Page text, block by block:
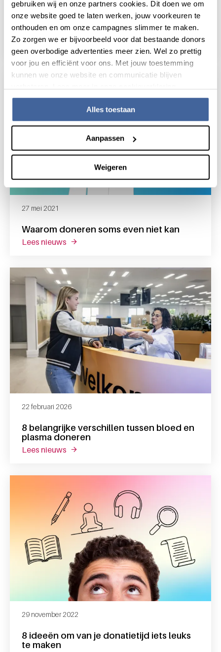
gebruiken wij en onze partners cookies. Dit doen we om
onze website goed te laten werken, jouw voorkeuren te
onthouden en om onze campagnes slimmer te maken.
Zo zorgen we er bijvoorbeeld voor dat bestaande donors
geen overbodige advertenties meer zien. Wel zo prettig
voor jou en efficiënt voor ons. Met jouw toestemming
kunnen we onze website en communicatie blijven
Alles toestaan
Aanpassen
Weigeren
Het zit in ons bloed. Geven om
elkaar.
lees nieuws over het zit in ons bloed. geven om elkaar.
Waarom doneren soms even niet kan
27 mei 2021
lees nieuws over waarom doneren soms even niet kan
8 belangrijke verschillen tussen bloed en
plasma doneren
22 februari 2026
lees nieuws over 8 belangrijke verschillen tussen
8 ideeën om van je donatietijd iets leuks
te maken
29 november 2022